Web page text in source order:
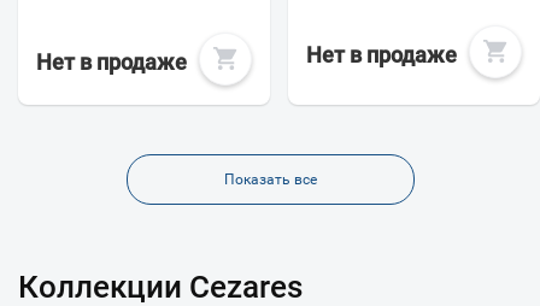
Нет в продаже Нет в продаже
Показать все
Коллекции Cezares